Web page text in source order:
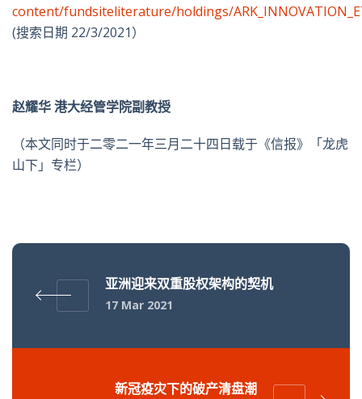
content/fundsiteliterature/holdings/
(搜索日期 22/3/2021）
赵耀华 港大经管学院副教授
（本文同时于二零二一年三月二十四日载于《信报》「龙虎
山下」专栏）
亚洲迎来双重股权架构的契机
17 Mar 2021
新冠疫灾下的破产清盘潮